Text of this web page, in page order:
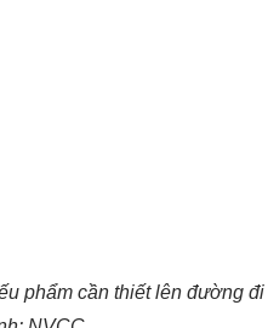
phẩm cần thiết lên đường